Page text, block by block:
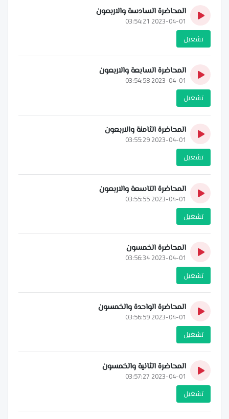
المحاضرة السادسة والاربعون
2023-04-01 03:54:21
تشغيل
المحاضرة السابعة والاربعون
2023-04-01 03:54:58
تشغيل
المحاضرة الثامنة والاربعون
2023-04-01 03:55:29
تشغيل
المحاضرة التاسعة والاربعون
2023-04-01 03:55:55
تشغيل
المحاضرة الخمسون
2023-04-01 03:56:34
تشغيل
المحاضرة الواحدة والخمسون
2023-04-01 03:56:59
تشغيل
المحاضرة الثانية والخمسون
2023-04-01 03:57:27
تشغيل